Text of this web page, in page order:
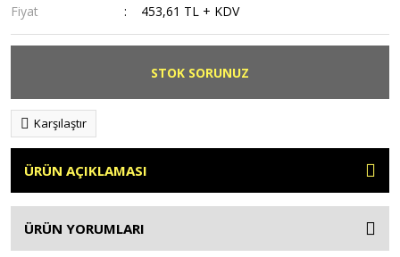
Fiyat
453,61 TL + KDV
STOK SORUNUZ
Karşılaştır
ÜRÜN AÇIKLAMASI
ÜRÜN YORUMLARI